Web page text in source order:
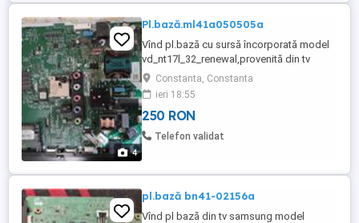
4
Pl.bază.ml41a050505a
Vînd pl.bază cu sursă încorporată model
vd_nt17l_32_renewal,provenită din tv
samsung model ue32n4002akxxh,cu
displei spart la250 Ron.
Constanta, Constanta
ieri 18:55
250 RON
Telefon validat
pl.bază bn41-02156a
Vînd pl bază din tv samsung model